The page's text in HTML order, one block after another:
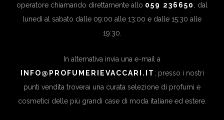
operatore chiamando direttamente allo 059 236650
, dal
lunedì al sabato dalle 09:00 alle 13:00 e dalle 15:30 alle
19:30.
In alternativa invia una e-mail a
INFO@PROFUMERIEVACCARI.IT ; presso i nostri
punti vendita troverai una curata selezione di profumi e
cosmetici delle più grandi case di moda italiane ed estere.